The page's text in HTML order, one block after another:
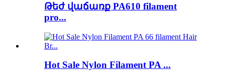
Թեժ վաճառք PA610 filament
pro...
Hot Sale Nylon Filament PA ...